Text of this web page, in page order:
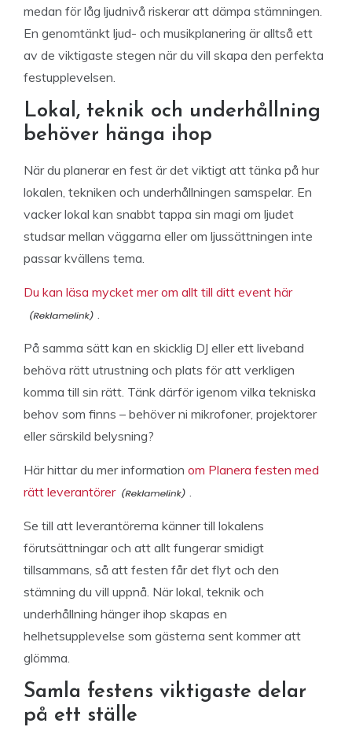
medan för låg ljudnivå riskerar att dämpa stämningen.
En genomtänkt ljud- och musikplanering är alltså ett
av de viktigaste stegen när du vill skapa den perfekta
festupplevelsen.
Lokal, teknik och underhållning
behöver hänga ihop
När du planerar en fest är det viktigt att tänka på hur
lokalen, tekniken och underhållningen samspelar. En
vacker lokal kan snabbt tappa sin magi om ljudet
studsar mellan väggarna eller om ljussättningen inte
passar kvällens tema.
Du kan läsa mycket mer om allt till ditt event här
.
På samma sätt kan en skicklig DJ eller ett liveband
behöva rätt utrustning och plats för att verkligen
komma till sin rätt. Tänk därför igenom vilka tekniska
behov som finns – behöver ni mikrofoner, projektorer
eller särskild belysning?
Här hittar du mer information om Planera festen med
rätt leverantörer
.
Se till att leverantörerna känner till lokalens
förutsättningar och att allt fungerar smidigt
tillsammans, så att festen får det flyt och den
stämning du vill uppnå. När lokal, teknik och
underhållning hänger ihop skapas en
helhetsupplevelse som gästerna sent kommer att
glömma.
Samla festens viktigaste delar
på ett ställe